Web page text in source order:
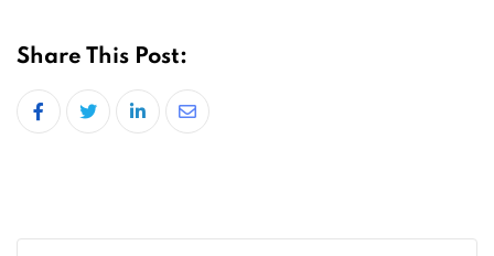
Share This Post:
LinkedInShare